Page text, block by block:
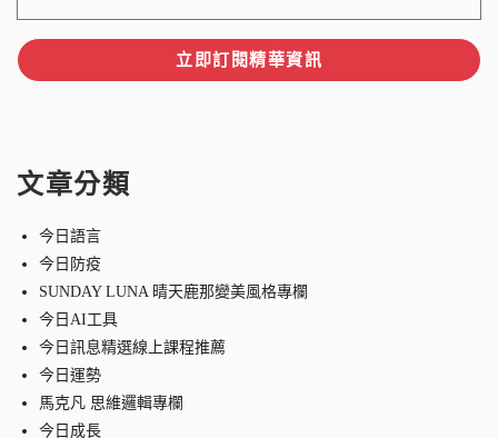
立即訂閱精華資訊
文章分類
今日語言
今日防疫
SUNDAY LUNA 晴天鹿那變美風格專欄
今日AI工具
今日訊息精選線上課程推薦
今日運勢
馬克凡 思維邏輯專欄
今日成長